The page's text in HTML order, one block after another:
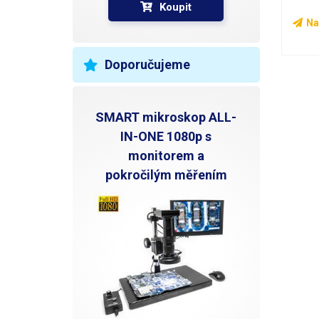
Koupit
Doporučujeme
SMART mikroskop ALL-
IN-ONE 1080p s
monitorem a
pokročilým měřením
v